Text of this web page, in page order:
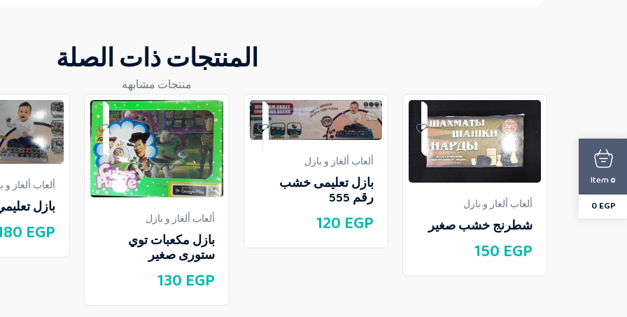
المنتجات ذات الصلة
منتجات مشابهه
ألعاب ألغاز و بازل
شطرنج خشب صغير
150 EGP
ألعاب ألغاز و بازل
بازل تعليمى خشب
رقم 555
120 EGP ألعاب ألغاز و بازل
بازل مكعبات توي
ستورى صغير
130 EGP
ألعاب ألغاز و
بازل
EGP
0
Item
0EGP